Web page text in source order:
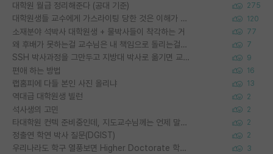
대학원 월급 정리해준다 (공대 기준) 275
대학원생들 교수에게 가스라이팅 당한 것은 이해가 갑니다. 안타깝네요. 120
소재분야 석박사 대학원생 + 물박사들이 착각하는 거 77
왜 후배가 못하는걸 교수님은 내 책임으로 돌리는걸까요? 7
SSH 박사과정을 그만두고 지방대 박사로 옮기면 교수의 꿈은 끝일까요? 9
편애 하는 방법 16
랩홈피에 다들 본인 사진 올리냐 13
역대급 대학원생 빌런 2
석사생의 고민 2
타대학원 컨텍 준비중인데, 지도교수님께는 언제 말씀드려야 할까요? 2
정출연 학연 박사 질문(DGIST) 2
우리나라도 학구 열풍보면 Higher Doctorate 학위가 필요하다고 봅니다. 3